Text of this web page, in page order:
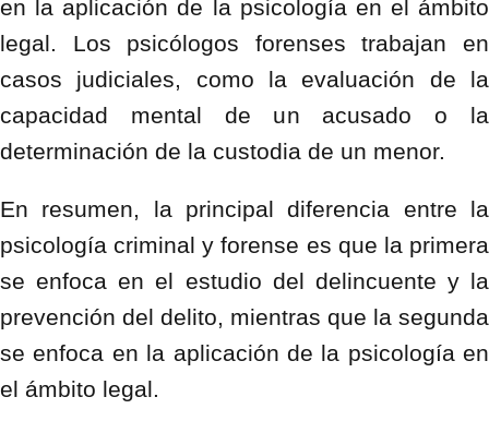
en la aplicación de la psicología en el ámbito
legal. Los psicólogos forenses trabajan en
casos judiciales, como la evaluación de la
capacidad mental de un acusado o la
determinación de la custodia de un menor.
En resumen, la principal diferencia entre la
psicología criminal y forense es que la primera
se enfoca en el estudio del delincuente y la
prevención del delito, mientras que la segunda
se enfoca en la aplicación de la psicología en
el ámbito legal.